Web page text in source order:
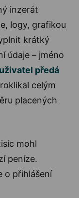
inzerát
logy, grafikou
krátký
údaje – jméno
předá
celým
placených
mohl
peníze.
o přihlášení